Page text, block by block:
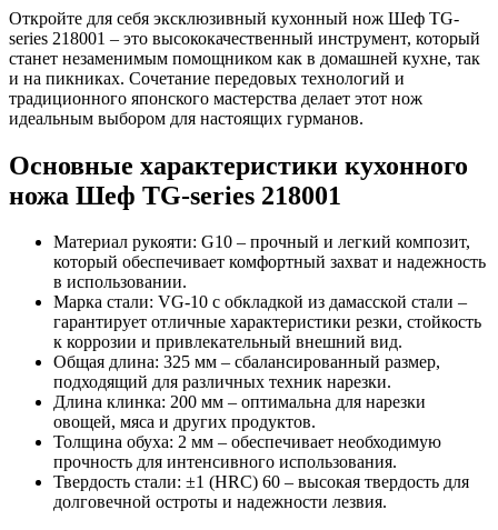
Откройте для себя эксклюзивный кухонный нож Шеф TG-
series 218001 – это высококачественный инструмент, который
станет незаменимым помощником как в домашней кухне, так
и на пикниках. Сочетание передовых технологий и
традиционного японского мастерства делает этот нож
идеальным выбором для настоящих гурманов.
Основные характеристики кухонного
ножа Шеф TG-series 218001
Материал рукояти: G10 – прочный и легкий композит,
который обеспечивает комфортный захват и надежность
в использовании.
Марка стали: VG-10 с обкладкой из дамасской стали –
гарантирует отличные характеристики резки, стойкость
к коррозии и привлекательный внешний вид.
Общая длина: 325 мм – сбалансированный размер,
подходящий для различных техник нарезки.
Длина клинка: 200 мм – оптимальна для нарезки
овощей, мяса и других продуктов.
Толщина обуха: 2 мм – обеспечивает необходимую
прочность для интенсивного использования.
Твердость стали: ±1 (HRC) 60 – высокая твердость для
долговечной остроты и надежности лезвия.